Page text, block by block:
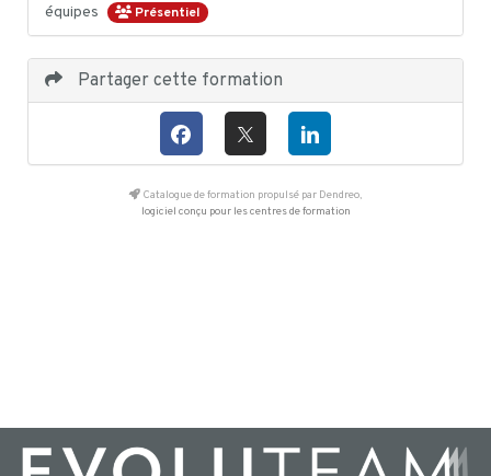
équipes
Présentiel
Partager cette formation
Catalogue de formation propulsé par Dendreo,
logiciel conçu pour les centres de formation